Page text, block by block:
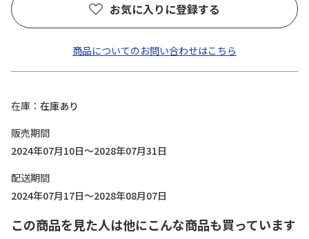
お気に入りに登録する
商品についてのお問い合わせはこちら
在庫
在庫あり
販売期間
2024年07月10日～2028年07月31日
配送期間
2024年07月17日～2028年08月07日
この商品を見た人は他にこんな商品も買っています